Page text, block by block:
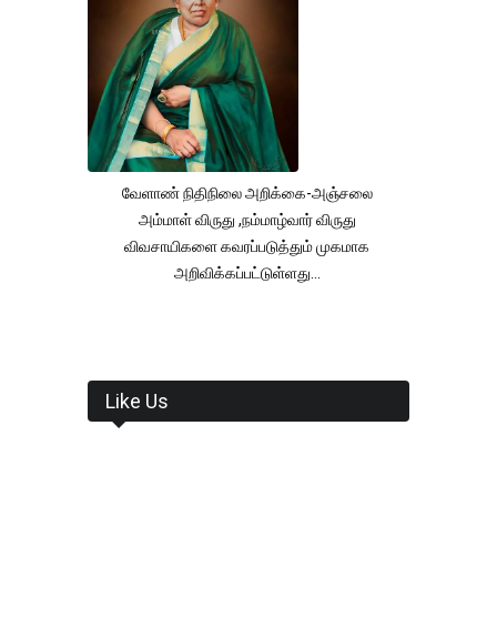
வேளாண் நிதிநிலை அறிக்கை-அஞ்சலை
அம்மாள் விருது ,நம்மாழ்வார் விருது
விவசாயிகளை கவரப்படுத்தும் முகமாக
அறிவிக்கப்பட்டுள்ளது...
Like Us